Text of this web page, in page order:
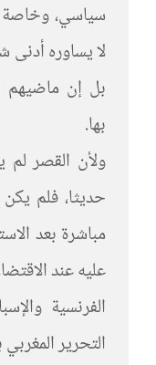
سياسي، وخاصة
لا يساوره أدنى
بل إن ماضيهم
بها.
ولأن القصر
حديثا، فلم
مباشرة بعد
عليه عند
الفرنسية
التحرير المغربي